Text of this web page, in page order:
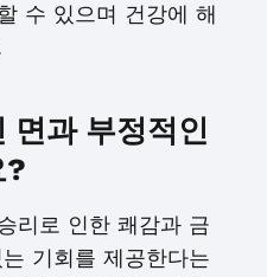
수 있으며 건강에 해
면과 부정적인
?
리로 인한 쾌감과 금
기회를 제공한다는